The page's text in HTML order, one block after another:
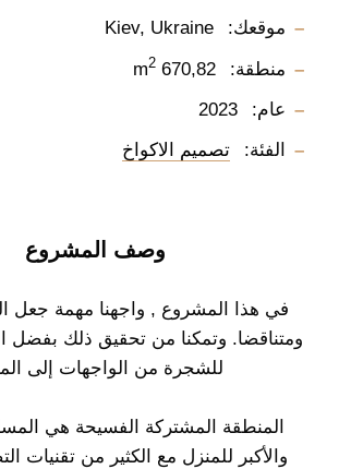
موقعك:
منطقة:
2
عام:
الفئة:
تصميم الاكواخ
وصف المشروع
في هذا المشروع , واجهنا مهمة جعل
ومتناقضا. وتمكنا من تحقيق ذلك بفضل
للشجرة من الواجهات إلى
المنطقة المشتركة الفسيحة هي
والأكبر للمنزل مع الكثير من تقنيات